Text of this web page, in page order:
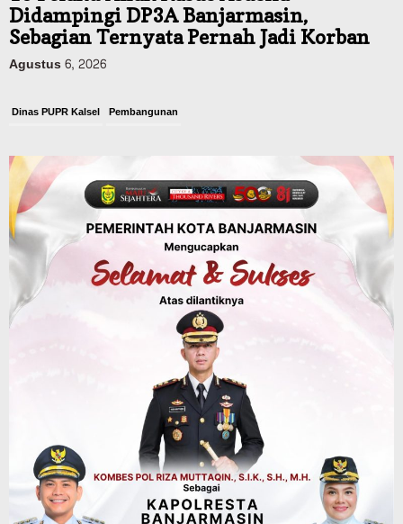
Didampingi DP3A Banjarmasin,
Sebagian Ternyata Pernah Jadi Korban
Agustus 6, 2026
Dinas PUPR Kalsel Pembangunan
Pemerintah Janji Tingkatkan Fasilitas
Keselamatan Jalan Alternatif
Banjarbaru–Batulicin
Agustus 6, 2026
Dinas Kehutanan Kalsel
Tahura Sultan Adam Sempat Alami
Kebakaran Lahan, Api Berhasil
Dipadamkan, Kadishut Kalsel
Memimpin Langsung Aksi di Lapangan
Advertorial Pemkab Balangan
Silaturahmi ke DPRD Balangan, Kapolres